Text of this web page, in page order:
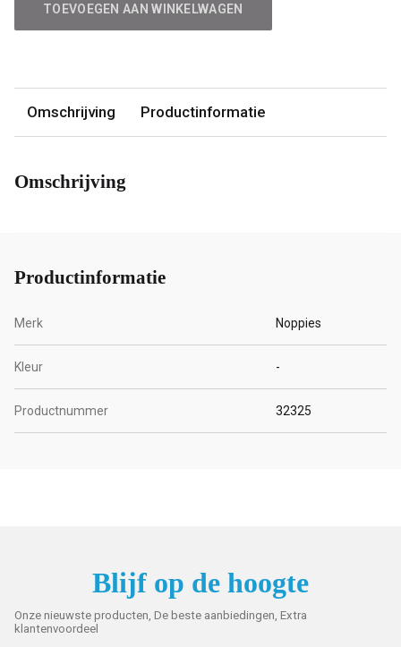
TOEVOEGEN AAN WINKELWAGEN
Omschrijving Productinformatie
Omschrijving
Productinformatie
Merk Noppies
Kleur -
Productnummer 32325
Blijf op de hoogte
Onze nieuwste producten, De beste aanbiedingen, Extra
klantenvoordeel